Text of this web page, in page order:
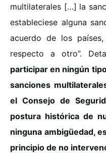
multilaterales […] la
estableciese alguna
acuerdo de los
respecto a otro”.
participar en ningún
sanciones
el Consejo de
postura histórica de
ninguna ambigüedad,
principio de no